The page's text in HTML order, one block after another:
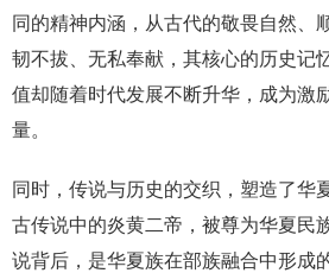
同的精神内涵，从古代的敬畏自然、
韧不拔、无私奉献，其核心的历史记
值却随着时代发展不断升华，成为激
量。
同时，传说与历史的交织，塑造了华
古传说中的炎黄二帝，被尊为华夏民
说背后，是华夏族在部族融合中形成